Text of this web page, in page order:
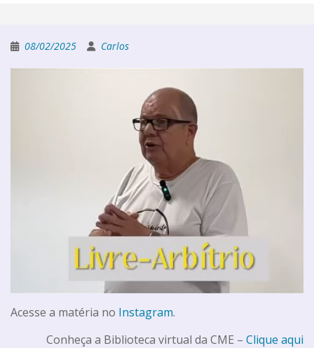
08/02/2025 Carlos
Acesse a matéria no Instagram.
Conheça a Biblioteca virtual da CME – Clique aqui